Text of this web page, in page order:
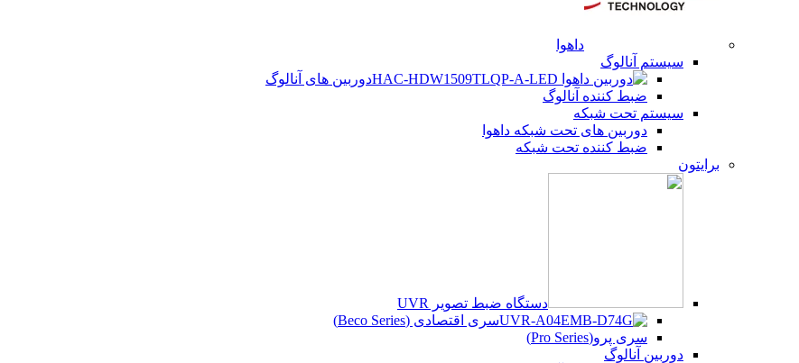
داهوا
سیستم آنالوگ
دوربین های آنالوگ
ضبط کننده آنالوگ
سیستم تحت شبکه
دوربین های تحت شبکه داهوا
ضبط کننده تحت شبکه
برایتون
دستگاه ضبط تصویر UVR
سری اقتصادی (Beco Series)
سری پرو(Pro Series)
دوربین آنالوگ